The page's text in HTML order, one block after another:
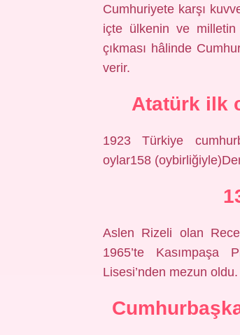
Cumhuriyete karşı
içte ülkenin ve milletin
çıkması hâlinde
verir.
Atatürk ilk
1923 Türkiye
oylar158
Aslen Rizeli olan
1965’te Kasımpaşa
Lisesi’nden mezun oldu.